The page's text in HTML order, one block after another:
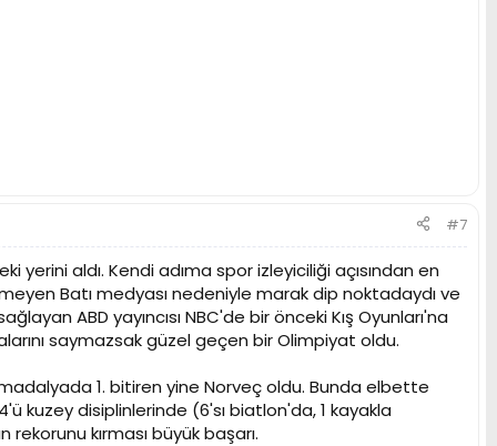
#7
yerini aldı. Kendi adıma spor izleyiciliği açısından en
Batı medyası nedeniyle marak dip noktadaydı ve
ABD yayıncısı NBC'de bir önceki Kış Oyunları'na
saymazsak güzel geçen bir Olimpiyat oldu.
1. bitiren yine Norveç oldu. Bunda elbette
kuzey disiplinlerinde (6'sı biatlon'da, 1 kayakla
kırması büyük başarı.